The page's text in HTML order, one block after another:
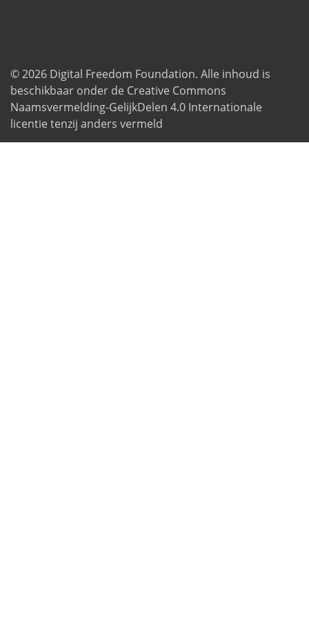
© 2026 Digital Freedom Foundation. Alle inhoud is
beschikbaar onder de Creative Commons
Naamsvermelding-GelijkDelen 4.0 Internationale
licentie tenzij anders vermeld